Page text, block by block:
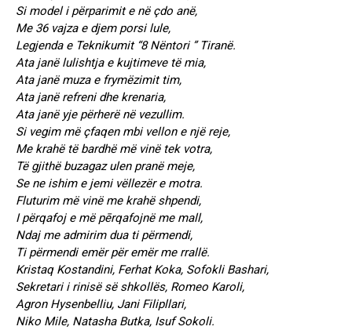
Si model i përparimit e në çdo anë,
Me 36 vajza e djem porsi lule,
Legjenda e Teknikumit “8 Nëntori ” Tiranë.
Ata janë lulishtja e kujtimeve të mia,
Ata janë muza e frymëzimit tim,
Ata janë refreni dhe krenaria,
Ata janë yje përherë në vezullim.
Si vegim më çfaqen mbi vellon e një reje,
Me krahë të bardhë më vinë tek votra,
Të gjithë buzagaz ulen pranë meje,
Se ne ishim e jemi vëllezër e motra.
Fluturim më vinë me krahë shpendi,
I përqafoj e më pērqafojnë me mall,
Ndaj me admirim dua ti përmendi,
Ti përmendi emër për emër me rrallë.
Kristaq Kostandini, Ferhat Koka, Sofokli Bashari,
Sekretari i rinisë së shkollës, Romeo Karoli,
Agron Hysenbelliu, Jani Filipllari,
Niko Mile, Natasha Butka, Isuf Sokoli.